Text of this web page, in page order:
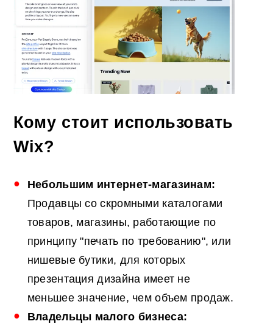
Кому стоит использовать
Wix?
Небольшим интернет-магазинам:
Продавцы со скромными каталогами
товаров, магазины, работающие по
принципу "печать по требованию", или
нишевые бутики, для которых
презентация дизайна имеет не
меньшее значение, чем объем продаж.
Владельцы малого бизнеса: